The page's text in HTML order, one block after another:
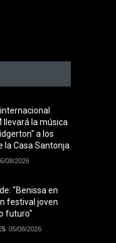
llevará la música
a los
la Casa Santonja
08/2026
"Benissa en
festival joven
futuro"
05/08/2026